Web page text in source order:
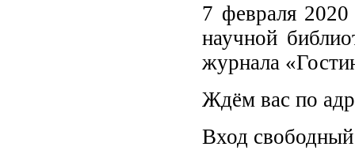
7 февраля 2020
научной
журнала
Ждём вас по
Вход свободный